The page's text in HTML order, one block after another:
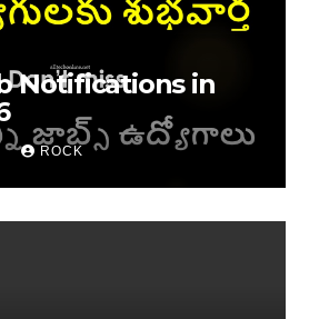
Notifications in
ROCK